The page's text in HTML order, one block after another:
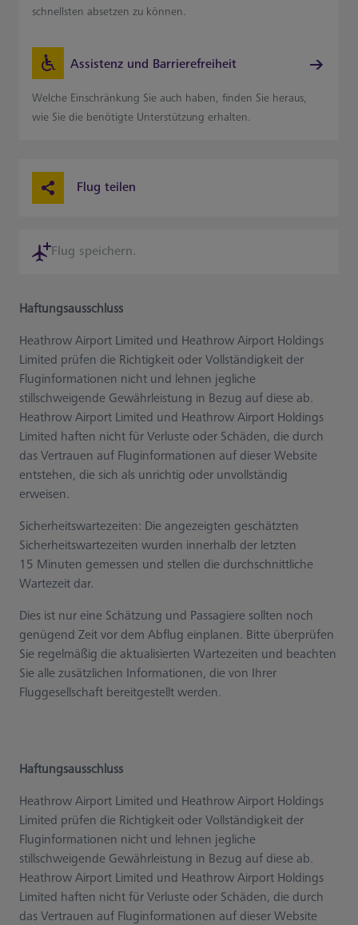
schnellsten absetzen zu können.
Assistenz und Barrierefreiheit
Welche Einschränkung Sie auch haben, finden Sie heraus,
wie Sie die benötigte Unterstützung erhalten.
Flug teilen
Flug speichern.
Haftungsausschluss
Heathrow Airport Limited und Heathrow Airport Holdings
Limited prüfen die Richtigkeit oder Vollständigkeit der
Fluginformationen nicht und lehnen jegliche
stillschweigende Gewährleistung in Bezug auf diese ab.
Heathrow Airport Limited und Heathrow Airport Holdings
Limited haften nicht für Verluste oder Schäden, die durch
das Vertrauen auf Fluginformationen auf dieser Website
entstehen, die sich als unrichtig oder unvollständig
erweisen.
Sicherheitswartezeiten: Die angezeigten geschätzten
Sicherheitswartezeiten wurden innerhalb der letzten
15 Minuten gemessen und stellen die durchschnittliche
Wartezeit dar.
Dies ist nur eine Schätzung und Passagiere sollten noch
genügend Zeit vor dem Abflug einplanen. Bitte überprüfen
Sie regelmäßig die aktualisierten Wartezeiten und beachten
Sie alle zusätzlichen Informationen, die von Ihrer
Fluggesellschaft bereitgestellt werden.
Haftungsausschluss
Heathrow Airport Limited und Heathrow Airport Holdings
Limited prüfen die Richtigkeit oder Vollständigkeit der
Fluginformationen nicht und lehnen jegliche
stillschweigende Gewährleistung in Bezug auf diese ab.
Heathrow Airport Limited und Heathrow Airport Holdings
Limited haften nicht für Verluste oder Schäden, die durch
das Vertrauen auf Fluginformationen auf dieser Website